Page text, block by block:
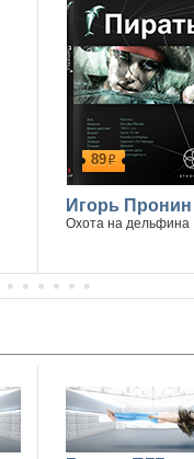
89р
Игорь Пронин
Охота на дельфина